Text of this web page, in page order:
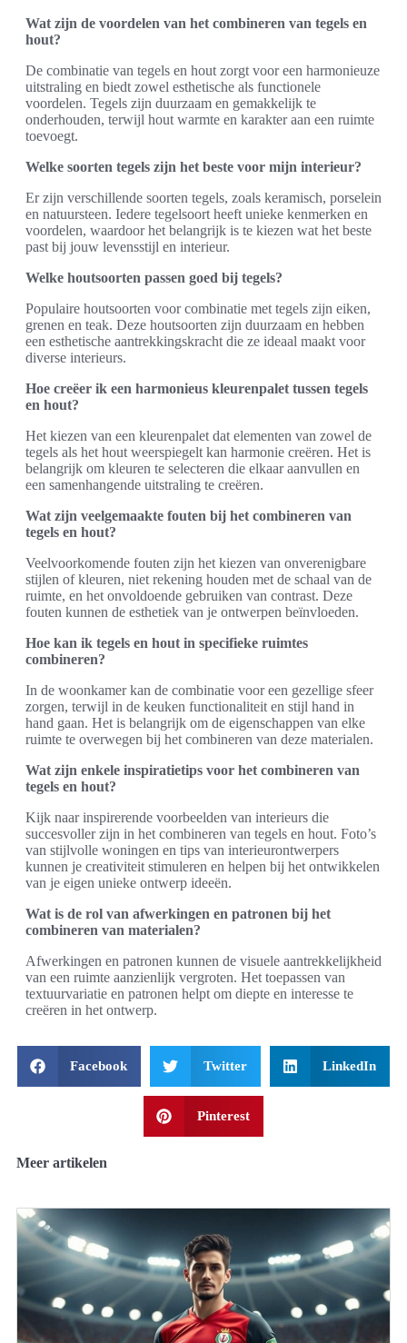
Wat zijn de voordelen van het combineren van tegels en
hout?
De combinatie van tegels en hout zorgt voor een harmonieuze
uitstraling en biedt zowel esthetische als functionele
voordelen. Tegels zijn duurzaam en gemakkelijk te
onderhouden, terwijl hout warmte en karakter aan een ruimte
toevoegt.
Welke soorten tegels zijn het beste voor mijn interieur?
Er zijn verschillende soorten tegels, zoals keramisch, porselein
en natuursteen. Iedere tegelsoort heeft unieke kenmerken en
voordelen, waardoor het belangrijk is te kiezen wat het beste
past bij jouw levensstijl en interieur.
Welke houtsoorten passen goed bij tegels?
Populaire houtsoorten voor combinatie met tegels zijn eiken,
grenen en teak. Deze houtsoorten zijn duurzaam en hebben
een esthetische aantrekkingskracht die ze ideaal maakt voor
diverse interieurs.
Hoe creëer ik een harmonieus kleurenpalet tussen tegels
en hout?
Het kiezen van een kleurenpalet dat elementen van zowel de
tegels als het hout weerspiegelt kan harmonie creëren. Het is
belangrijk om kleuren te selecteren die elkaar aanvullen en
een samenhangende uitstraling te creëren.
Wat zijn veelgemaakte fouten bij het combineren van
tegels en hout?
Veelvoorkomende fouten zijn het kiezen van onverenigbare
stijlen of kleuren, niet rekening houden met de schaal van de
ruimte, en het onvoldoende gebruiken van contrast. Deze
fouten kunnen de esthetiek van je ontwerpen beïnvloeden.
Hoe kan ik tegels en hout in specifieke ruimtes
combineren?
In de woonkamer kan de combinatie voor een gezellige sfeer
zorgen, terwijl in de keuken functionaliteit en stijl hand in
hand gaan. Het is belangrijk om de eigenschappen van elke
ruimte te overwegen bij het combineren van deze materialen.
Wat zijn enkele inspiratietips voor het combineren van
tegels en hout?
Kijk naar inspirerende voorbeelden van interieurs die
succesvoller zijn in het combineren van tegels en hout. Foto’s
van stijlvolle woningen en tips van interieurontwerpers
kunnen je creativiteit stimuleren en helpen bij het ontwikkelen
van je eigen unieke ontwerp ideeën.
Wat is de rol van afwerkingen en patronen bij het
combineren van materialen?
Afwerkingen en patronen kunnen de visuele aantrekkelijkheid
van een ruimte aanzienlijk vergroten. Het toepassen van
textuurvariatie en patronen helpt om diepte en interesse te
creëren in het ontwerp.
Facebook Twitter LinkedIn
Pinterest
Meer artikelen